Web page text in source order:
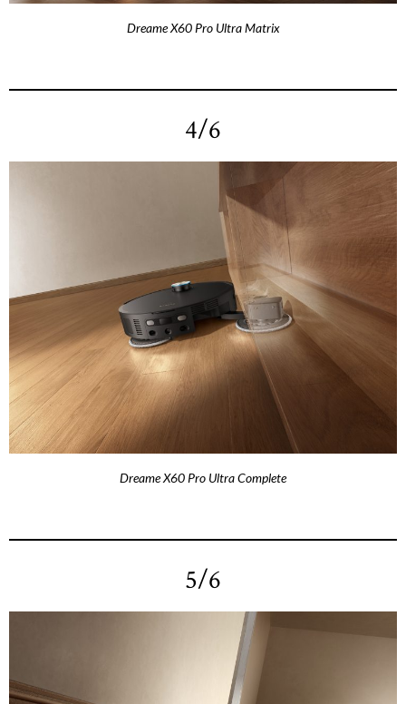
Dreame X60 Pro Ultra Matrix
4/6
Dreame X60 Pro Ultra Complete
5/6